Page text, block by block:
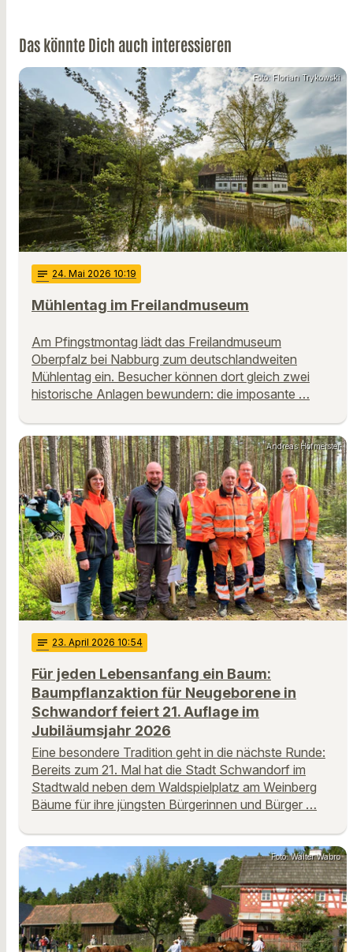
Das könnte Dich auch interessieren
Foto: Florian Trykowski
notes 24. Mai 2026 10:19
Mühlentag im Freilandmuseum
Am Pfingstmontag lädt das Freilandmuseum
Oberpfalz bei Nabburg zum deutschlandweiten
Mühlentag ein. Besucher können dort gleich zwei
historische Anlagen bewundern: die imposante …
Andreas Hofmeister
notes 23. April 2026 10:54
Für jeden Lebensanfang ein Baum:
Baumpflanzaktion für Neugeborene in
Schwandorf feiert 21. Auflage im
Jubiläumsjahr 2026
Eine besondere Tradition geht in die nächste Runde:
Bereits zum 21. Mal hat die Stadt Schwandorf im
Stadtwald neben dem Waldspielplatz am Weinberg
Bäume für ihre jüngsten Bürgerinnen und Bürger …
Foto: Walter Wabro